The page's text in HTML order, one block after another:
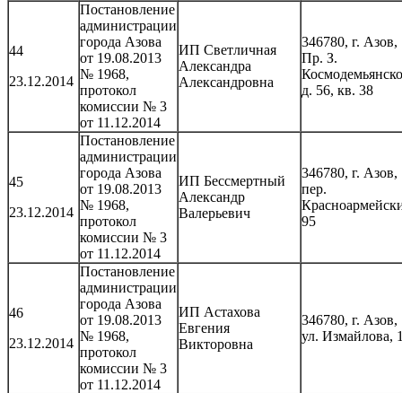
44
23.12.2014
Постановление
администрации
города Азова
от 19.08.2013
№ 1968,
протокол
комиссии № 3
от 11.12.2014
ИП Светличная
Александра
Александровна
346780, г. Азов,
Пр. З.
д. 56, кв. 38
45
23.12.2014
Постановление
администрации
города Азова
от 19.08.2013
№ 1968,
протокол
комиссии № 3
от 11.12.2014
ИП Бессмертный
Александр
Валерьевич
346780, г. Азов,
пер.
95
46
23.12.2014
Постановление
администрации
города Азова
от 19.08.2013
№ 1968,
протокол
комиссии № 3
от 11.12.2014
ИП Астахова
Евгения
Викторовна
346780, г. Азов,
ул. Измайлова,